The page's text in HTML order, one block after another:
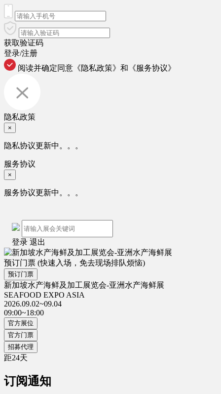
获取验证码
登录/注册
阅读并确定同意 《隐私政策》 和 《服务协议》
隐私政策
×
隐私协议更新中。。。
服务协议
×
服务协议更新中。。。
登录 退出
预订门票 (快速入场，免去现场排队烦恼)
预订门票
新加坡水产海鲜及加工展览会-亚洲水产海鲜展
SEAFOOD EXPO ASIA
2026.09.02~09.04
09:00~18:00
官方展位
官方门票
招募代理
距24天
订阅通知